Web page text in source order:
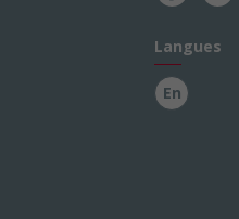
Langues
En